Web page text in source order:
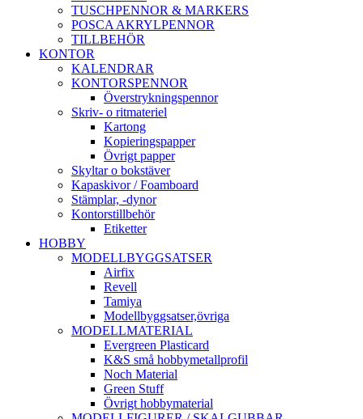
TUSCHPENNOR & MARKERS
POSCA AKRYLPENNOR
TILLBEHÖR
KONTOR
KALENDRAR
KONTORSPENNOR
Överstrykningspennor
Skriv- o ritmateriel
Kartong
Kopieringspapper
Övrigt papper
Skyltar o bokstäver
Kapaskivor / Foamboard
Stämplar, -dynor
Kontorstillbehör
Etiketter
HOBBY
MODELLBYGGSATSER
Airfix
Revell
Tamiya
Modellbyggsatser,övriga
MODELLMATERIAL
Evergreen Plasticard
K&S små hobbymetallprofil
Noch Material
Green Stuff
Övrigt hobbymaterial